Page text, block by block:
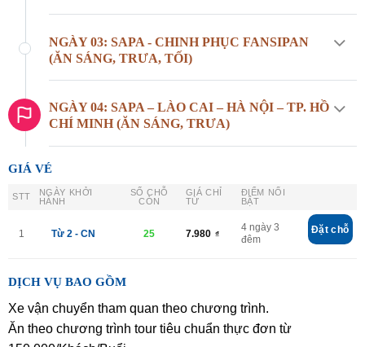
NGÀY 03: SAPA - CHINH PHỤC FANSIPAN
(ĂN SÁNG, TRƯA, TỐI)
NGÀY 04: SAPA – LÀO CAI – HÀ NỘI – TP. HỒ
CHÍ MINH (ĂN SÁNG, TRƯA)
GIÁ VÉ
STT
NGÀY KHỞI
HÀNH
SỐ CHỖ
CÒN
GIÁ CHỈ
TỪ
ĐIỂM NỔI
BẬT
1 Từ 2 - CN 25 7.980 ₫
4 ngày 3
đêm
Đặt chỗ
DỊCH VỤ BAO GỒM
Xe vận chuyển tham quan theo chương trình.
Ăn theo chương trình tour tiêu chuẩn thực đơn từ